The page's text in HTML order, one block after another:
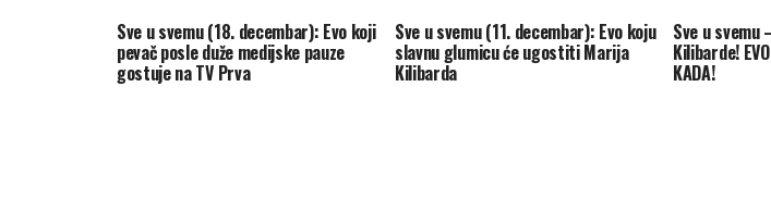
Sve u svemu (18. decembar): Evo koji
pevač posle duže medijske pauze
gostuje na TV Prva
Sve u svemu (11. decembar): Evo koju
slavnu glumicu će ugostiti Marija
Kilibarda
Sve u svemu
Kilibarde!
KADA!